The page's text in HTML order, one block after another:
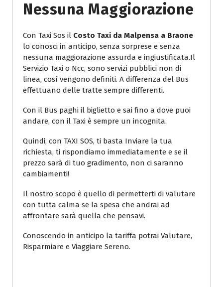
Nessuna Maggiorazione
Con Taxi Sos il Costo Taxi da Malpensa a Braone
lo conosci in anticipo, senza sorprese e senza
nessuna maggiorazione assurda e ingiustificata.Il
Servizio Taxi o Ncc, sono servizi pubblici non di
linea, così vengono definiti. A differenza del Bus
effettuano delle tratte sempre differenti.
Con il Bus paghi il biglietto e sai fino a dove puoi
andare, con il Taxi è sempre un incognita.
Quindi, con TAXI SOS, ti basta Inviare la tua
richiesta, ti rispondiamo immediatamente e se il
prezzo sarà di tuo gradimento, non ci saranno
cambiamenti!
Il nostro scopo è quello di permetterti di valutare
con tutta calma se la spesa che andrai ad
affrontare sarà quella che pensavi.
Conoscendo in anticipo la tariffa potrai Valutare,
Risparmiare e Viaggiare Sereno.